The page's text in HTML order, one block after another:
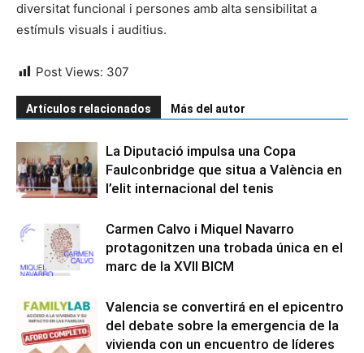
diversitat funcional i persones amb alta sensibilitat a
estímuls visuals i auditius.
Post Views: 307
Artículos relacionados Más del autor
La Diputació impulsa una Copa
Faulconbridge que situa a València en
l’elit internacional del tenis
Carmen Calvo i Miquel Navarro
protagonitzen una trobada única en el
marc de la XVII BICM
Valencia se convertirá en el epicentro
del debate sobre la emergencia de la
vivienda con un encuentro de líderes